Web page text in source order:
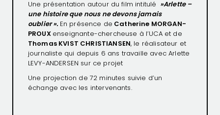
Une présentation autour du film intitulé »Arlette –
une histoire que nous ne devons jamais
oublier ». En présence de Catherine MORGAN-
PROUX enseignante-chercheuse à l’UCA et de
Thomas KVIST CHRISTIANSEN, le réalisateur et
journaliste qui depuis 6 ans travaille avec Arlette
LEVY-ANDERSEN sur ce projet
Une projection de 72 minutes suivie d’un
échange avec les intervenants.